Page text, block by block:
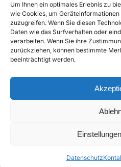
Um Ihnen ein optimales Erlebnis zu
wie Cookies, um
zuzugreifen. Wenn Sie diesen
Daten wie das Surfverhalten oder
verarbeiten. Wenn Sie ihre
zurückziehen, können bestimmte
beeinträchtigt werden.
Datenschutz
Teleskopantenne mit roter
Spitze – Chrom
€28,90 inkl. Mwst
Enthält 20% Mwst
zzgl.Versand
Lieferzeit: Sofort lieferbar
Add to Compare